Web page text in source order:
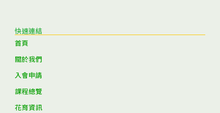
快速連結
首頁
關於我們
入會申請
課程總覽
花育資訊